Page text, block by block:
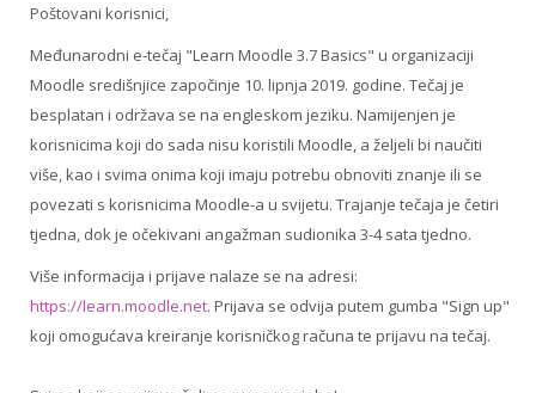
Poštovani korisnici,
Međunarodni e-tečaj "Learn Moodle 3.7 Basics" u organizaciji
Moodle središnjice započinje 10. lipnja 2019. godine. Tečaj je
besplatan i održava se na engleskom jeziku. Namijenjen je
korisnicima koji do sada nisu koristili Moodle, a željeli bi naučiti
više, kao i svima onima koji imaju potrebu obnoviti znanje ili se
povezati s korisnicima Moodle-a u svijetu. Trajanje tečaja je četiri
tjedna, dok je očekivani angažman sudionika 3-4 sata tjedno.
Više informacija i prijave nalaze se na adresi:
https://learn.moodle.net. Prijava se odvija putem gumba "Sign up"
koji omogućava kreiranje korisničkog računa te prijavu na tečaj.